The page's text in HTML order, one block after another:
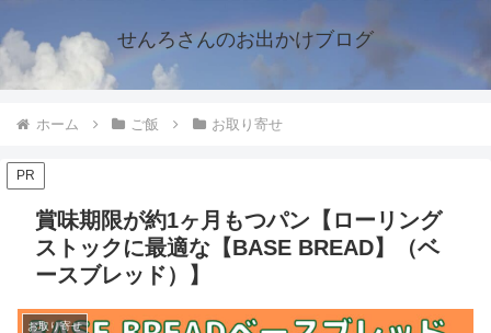
せんろさんのお出かけブログ
ホーム ご飯 お取り寄せ
PR
賞味期限が約1ヶ月もつパン【ローリング
ストックに最適な【BASE BREAD】（ベ
ースブレッド）】
お取り寄せ